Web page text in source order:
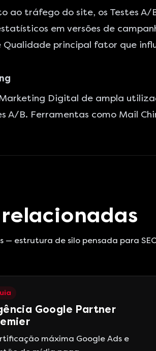
ao tráfego do site, os Testes
em versões de
principal fator que
Digital de ampla
A/B. Ferramentas como Mail
— estrutura de silo pensada para
Google Partner
máxima Google Ads e